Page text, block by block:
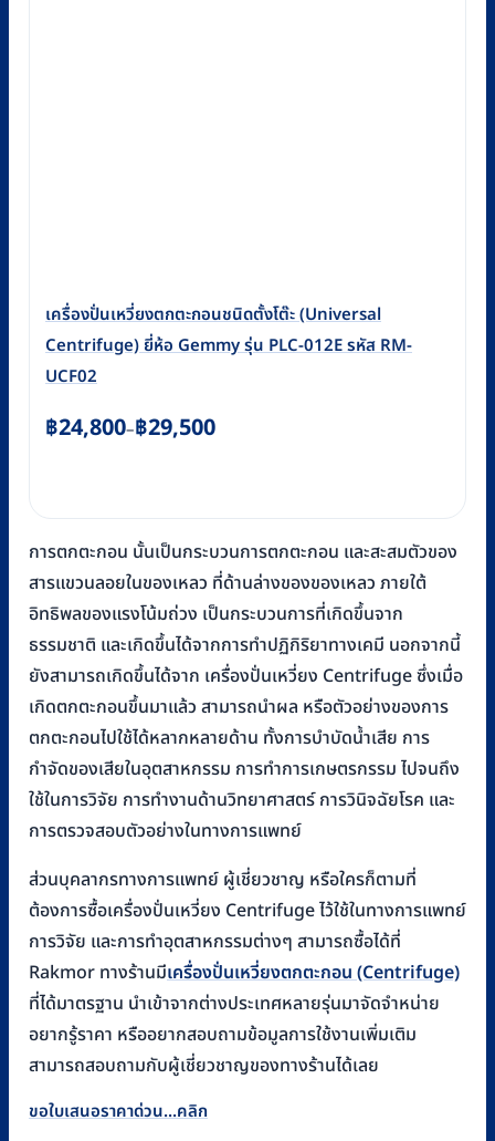
เครื่องปั่นเหวี่ยงตกตะกอนชนิดตั้งโต๊ะ (Universal
Centrifuge) ยี่ห้อ Gemmy รุ่น PLC-012E รหัส RM-
UCF02
฿24,800–฿29,500
Price
through
฿29,500
การตกตะกอน นั้นเป็นกระบวนการตกตะกอน และสะสมตัวของ
สารแขวนลอยในของเหลว ที่ด้านล่างของของเหลว ภายใต้
อิทธิพลของแรงโน้มถ่วง เป็นกระบวนการที่เกิดขึ้นจาก
ธรรมชาติ และเกิดขึ้นได้จากการทำปฏิกิริยาทางเคมี นอกจากนี้
ยังสามารถเกิดขึ้นได้จาก เครื่องปั่นเหวี่ยง Centrifuge ซึ่งเมื่อ
เกิดตกตะกอนขึ้นมาแล้ว สามารถนำผล หรือตัวอย่างของการ
ตกตะกอนไปใช้ได้หลากหลายด้าน ทั้งการบำบัดน้ำเสีย การ
กำจัดของเสียในอุตสาหกรรม การทำการเกษตรกรรม ไปจนถึง
ใช้ในการวิจัย การทำงานด้านวิทยาศาสตร์ การวินิจฉัยโรค และ
การตรวจสอบตัวอย่างในทางการแพทย์
ส่วนบุคลากรทางการแพทย์ ผู้เชี่ยวชาญ หรือใครก็ตามที่
ต้องการซื้อเครื่องปั่นเหวี่ยง Centrifuge ไว้ใช้ในทางการแพทย์
การวิจัย และการทำอุตสาหกรรมต่างๆ สามารถซื้อได้ที่
Rakmor ทางร้านมีเครื่องปั่นเหวี่ยงตกตะกอน (Centrifuge)
ที่ได้มาตรฐาน นำเข้าจากต่างประเทศหลายรุ่นมาจัดจำหน่าย
อยากรู้ราคา หรืออยากสอบถามข้อมูลการใช้งานเพิ่มเติม
สามารถสอบถามกับผู้เชี่ยวชาญของทางร้านได้เลย
ขอใบเสนอราคาด่วน...คลิก